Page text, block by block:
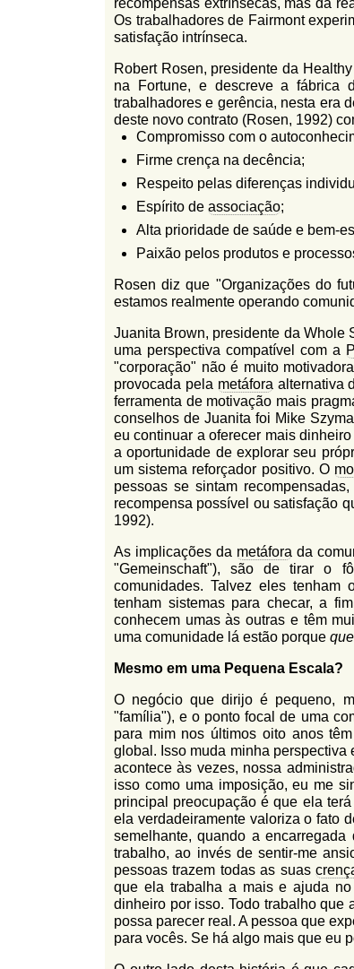
recompensas extrínsecas, mas da
Os trabalhadores de Fairmont
satisfação intrínseca.
Robert Rosen, presidente da
na Fortune, e descreve a fábrica
trabalhadores e gerência, nesta era
deste novo contrato (Rosen, 1992)
Compromisso com o
Firme crença na decência;
Respeito pelas diferenças
Espírito de associação;
Alta prioridade de saúde e bem-
Paixão pelos produtos e
Rosen diz que "Organizações do
estamos realmente operando
Juanita Brown, presidente da Whole
uma perspectiva compatível com a
"corporação" não é muito
provocada pela metáforaalternativa
ferramenta de motivação mais
conselhos de Juanita foi Mike
eu continuar a oferecer mais
a oportunidade de explorar seu
um sistema reforçador positivo. O
pessoas se sintam
recompensa possível ou satisfação
1992).
As implicações da metáfora da
"Gemeinschaft"), são de tirar o
comunidades. Talvez eles
tenham sistemas para checar, a
conhecem umas às outras e têm
uma comunidade lá estão porque
Mesmo em uma Pequena Escala?
O negócio que dirijo é pequeno,
"família"), e o ponto focal de uma
para mim nos últimos oito anos
global. Isso muda minha perspectiva
acontece às vezes, nossa
isso como uma imposição, eu me
principal preocupação é que ela
ela verdadeiramente valoriza o fato
semelhante, quando a
trabalho, ao invés de sentir-me
pessoas trazem todas as suas
que ela trabalha a mais e ajuda
dinheiro por isso. Todo trabalho que
possa parecer real. A pessoa que
para vocês. Se há algo mais que eu